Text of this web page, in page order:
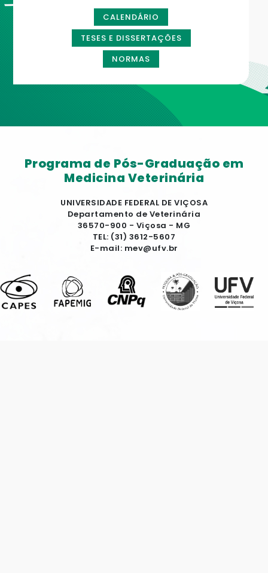
CALENDÁRIO
TESES E DISSERTAÇÕES
NORMAS
Programa de Pós-Graduação em
Medicina Veterinária
UNIVERSIDADE FEDERAL DE VIÇOSA
Departamento de Veterinária
36570-900 - Viçosa - MG
TEL: (31) 3612-5607
E-mail: mev@ufv.br